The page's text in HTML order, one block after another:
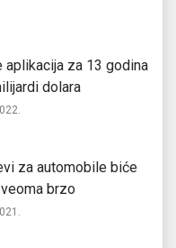
aplikacija za 13 godina
dolara
za automobile biće
brzo